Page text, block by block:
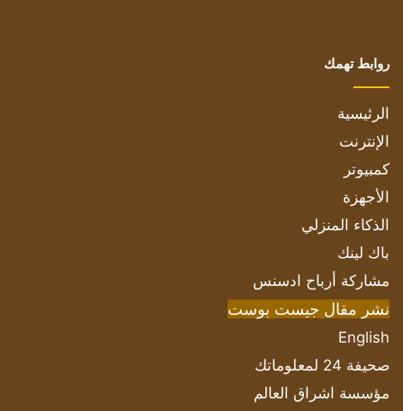
روابط تهمك
الرئيسية
الإنترنت
كمبيوتر
الأجهزة
الذكاء المنزلي
باك لينك
مشاركة أرباح ادسنس
نشر مقال جيست بوست
English
صحيفة 24 لمعلوماتك
مؤسسة اشراق العالم